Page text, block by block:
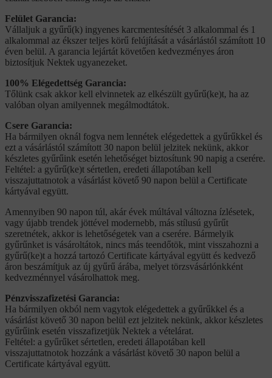
Felület Garancia:
Vállaljuk a gyűrű(k) ingyenes karcmentesítését 3 alkalommal és 1
alkalommal az ékszer teljes körű felújítását a vásárlástól számított 10
éven belül. A garancia lejártát követően kedvezményes áron
biztosítjuk Nektek ugyanezeket.
100% Elégedettség Garancia:
Tőlünk csak akkor kell elvinnetek az elkészült gyűrű(ke)t, ha az
valóban olyan amilyennek megálmodtátok.
Csere Garancia:
Ha bármilyen oknál fogva nem lennétek elégedettek a gyűrűkkel és
ezt a vásárlástól számított 30 napon belül jelzitek nekünk, akkor
készletes gyűrűink esetén lehetőséget biztosítunk 90 napig a cserére.
Feltétel: a gyűrű(ke)t sértetlen, eredeti állapotában kell
visszajuttatnotok a vásárlást követő 90 napon belül a Certificate
kártyával együtt.
Amennyiben 90 napon túl, akár évek múltával változna ízlésetek,
vagy újabb trendek jöttével modernebb, más stílusú gyűrűt
szeretnétek, akkor is lehetőségetek van a cserére. Bármelyik
gyűrűnket is vásároltátok, nincs más teendőtök, mint visszahozni a
gyűrű(ke)t a hozzá tartozó Certificate kártyával együtt és kedvező
áron beszámítjuk az új gyűrű árába, melyet törzsvásárlónkként
kedvezménnyel vásárolhattok meg.
Pénzvisszafizetési Garancia:
Ha bármilyen okból nem vagytok elégedettek a gyűrűkkel és a
vásárlást követő 30 napon belül ezt jelzitek nekünk, akkor készletes
gyűrűink esetén visszafizetjük Nektek a vételárat.
Feltétel: a gyűrűket sértetlen, eredeti állapotában kell
visszajuttatnotok hozzánk a vásárlást követő 30 napon belül a
Certificate kártyával együtt.